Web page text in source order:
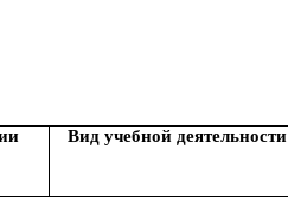
Вид учебной деятельности